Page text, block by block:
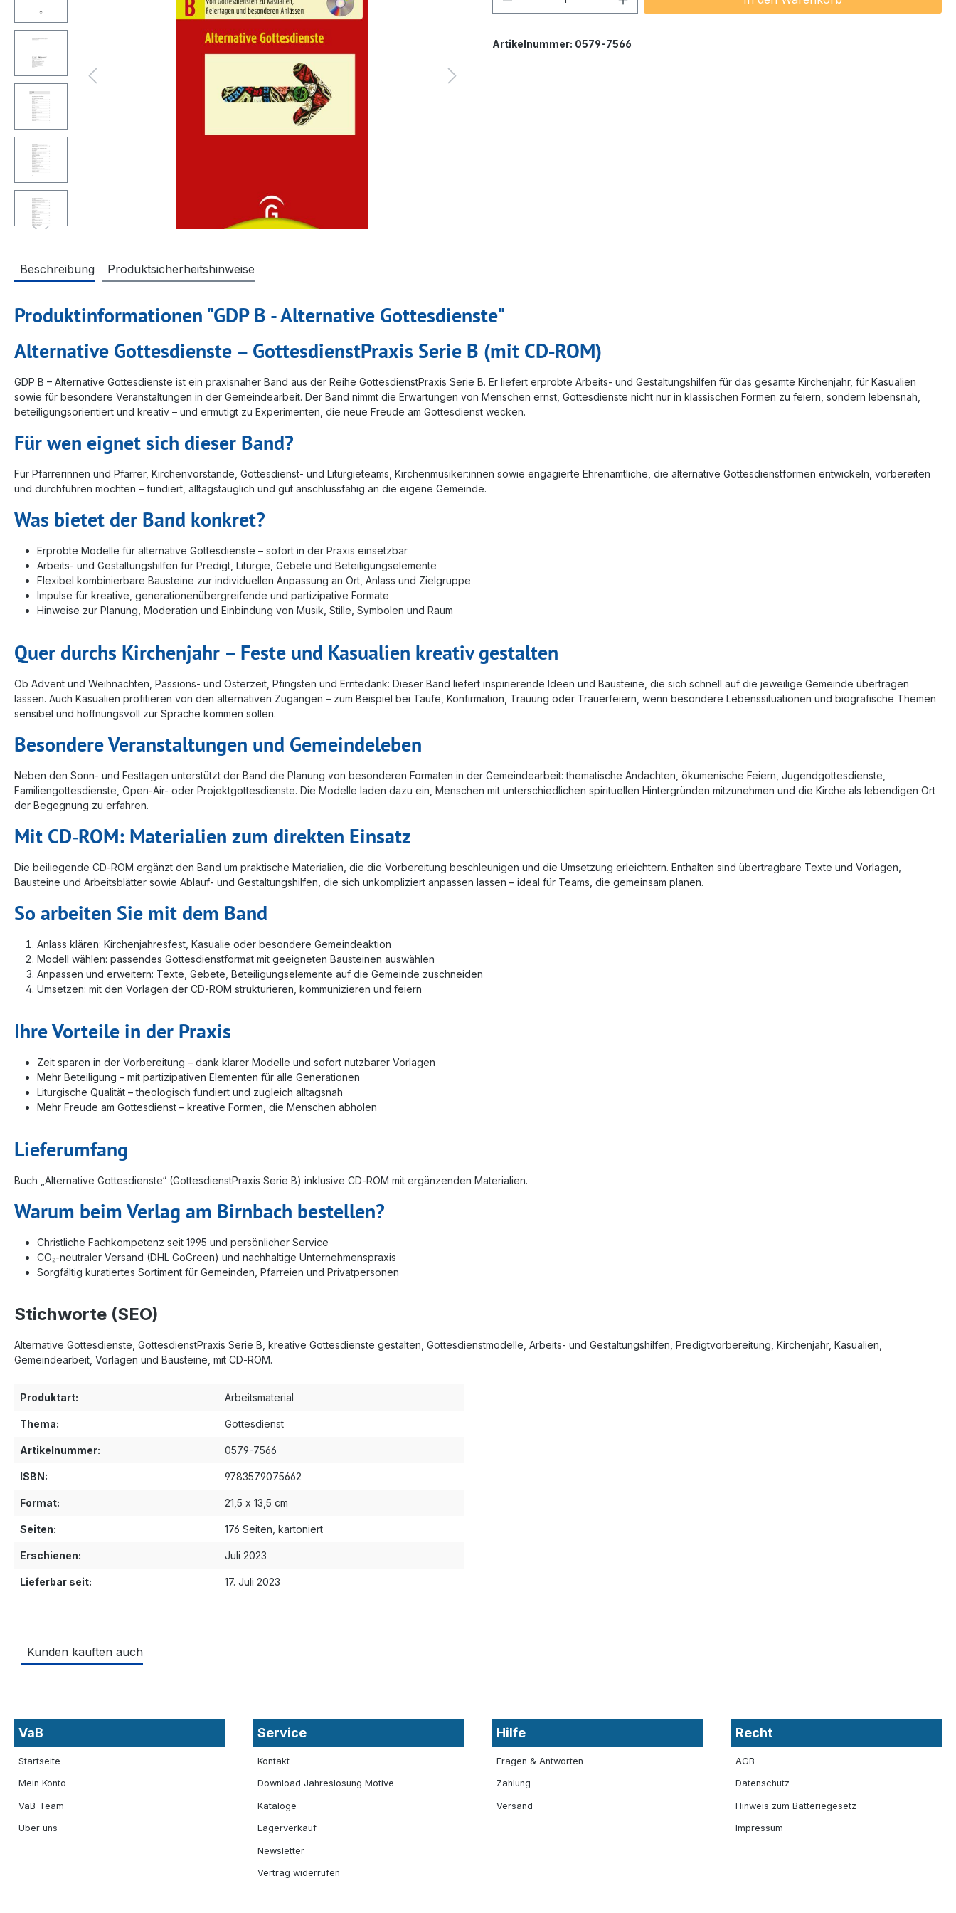
Artikelnummer: 0579-7566
Beschreibung Produktsicherheitshinweise
Produktinformationen "GDP B - Alternative Gottesdienste"
Alternative Gottesdienste – GottesdienstPraxis Serie B (mit CD‑ROM)
GDP B – Alternative Gottesdienste ist ein praxisnaher Band aus der Reihe GottesdienstPraxis Serie B. Er liefert erprobte Arbeits- und Gestaltungshilfen für das gesamte Kirchenjahr, für Kasualien
sowie für besondere Veranstaltungen in der Gemeindearbeit. Der Band nimmt die Erwartungen von Menschen ernst, Gottesdienste nicht nur in klassischen Formen zu feiern, sondern lebensnah,
beteiligungsorientiert und kreativ – und ermutigt zu Experimenten, die neue Freude am Gottesdienst wecken.
Für wen eignet sich dieser Band?
Für Pfarrerinnen und Pfarrer, Kirchenvorstände, Gottesdienst- und Liturgieteams, Kirchenmusiker:innen sowie engagierte Ehrenamtliche, die alternative Gottesdienstformen entwickeln, vorbereiten
und durchführen möchten – fundiert, alltagstauglich und gut anschlussfähig an die eigene Gemeinde.
Was bietet der Band konkret?
Erprobte Modelle für alternative Gottesdienste – sofort in der Praxis einsetzbar
Arbeits- und Gestaltungshilfen für Predigt, Liturgie, Gebete und Beteiligungselemente
Flexibel kombinierbare Bausteine zur individuellen Anpassung an Ort, Anlass und Zielgruppe
Impulse für kreative, generationenübergreifende und partizipative Formate
Hinweise zur Planung, Moderation und Einbindung von Musik, Stille, Symbolen und Raum
Quer durchs Kirchenjahr – Feste und Kasualien kreativ gestalten
Ob Advent und Weihnachten, Passions- und Osterzeit, Pfingsten und Erntedank: Dieser Band liefert inspirierende Ideen und Bausteine, die sich schnell auf die jeweilige Gemeinde übertragen
lassen. Auch Kasualien profitieren von den alternativen Zugängen – zum Beispiel bei Taufe, Konfirmation, Trauung oder Trauerfeiern, wenn besondere Lebenssituationen und biografische Themen
sensibel und hoffnungsvoll zur Sprache kommen sollen.
Besondere Veranstaltungen und Gemeindeleben
Neben den Sonn- und Festtagen unterstützt der Band die Planung von besonderen Formaten in der Gemeindearbeit: thematische Andachten, ökumenische Feiern, Jugendgottesdienste,
Familiengottesdienste, Open-Air- oder Projektgottesdienste. Die Modelle laden dazu ein, Menschen mit unterschiedlichen spirituellen Hintergründen mitzunehmen und die Kirche als lebendigen Ort
der Begegnung zu erfahren.
Mit CD‑ROM: Materialien zum direkten Einsatz
Die beiliegende CD‑ROM ergänzt den Band um praktische Materialien, die die Vorbereitung beschleunigen und die Umsetzung erleichtern. Enthalten sind übertragbare Texte und Vorlagen,
Bausteine und Arbeitsblätter sowie Ablauf- und Gestaltungshilfen, die sich unkompliziert anpassen lassen – ideal für Teams, die gemeinsam planen.
So arbeiten Sie mit dem Band
Anlass klären: Kirchenjahresfest, Kasualie oder besondere Gemeindeaktion
Modell wählen: passendes Gottesdienstformat mit geeigneten Bausteinen auswählen
Anpassen und erweitern: Texte, Gebete, Beteiligungselemente auf die Gemeinde zuschneiden
Umsetzen: mit den Vorlagen der CD‑ROM strukturieren, kommunizieren und feiern
Ihre Vorteile in der Praxis
Zeit sparen in der Vorbereitung – dank klarer Modelle und sofort nutzbarer Vorlagen
Mehr Beteiligung – mit partizipativen Elementen für alle Generationen
Liturgische Qualität – theologisch fundiert und zugleich alltagsnah
Mehr Freude am Gottesdienst – kreative Formen, die Menschen abholen
Lieferumfang
Buch „Alternative Gottesdienste“ (GottesdienstPraxis Serie B) inklusive CD‑ROM mit ergänzenden Materialien.
Warum beim Verlag am Birnbach bestellen?
Christliche Fachkompetenz seit 1995 und persönlicher Service
CO₂‑neutraler Versand (DHL GoGreen) und nachhaltige Unternehmenspraxis
Sorgfältig kuratiertes Sortiment für Gemeinden, Pfarreien und Privatpersonen
Stichworte (SEO)
Alternative Gottesdienste, GottesdienstPraxis Serie B, kreative Gottesdienste gestalten, Gottesdienstmodelle, Arbeits- und Gestaltungshilfen, Predigtvorbereitung, Kirchenjahr, Kasualien,
Gemeindearbeit, Vorlagen und Bausteine, mit CD‑ROM.
Produktart: Arbeitsmaterial
Thema: Gottesdienst
Artikelnummer: 0579-7566
ISBN: 9783579075662
Format: 21,5 x 13,5 cm
Seiten: 176 Seiten, kartoniert
Erschienen: Juli 2023
Lieferbar seit: 17. Juli 2023
Kunden kauften auch
VaB
Startseite
Mein Konto
VaB-Team
Über uns
Service
Kontakt
Download Jahreslosung Motive
Kataloge
Lagerverkauf
Newsletter
Vertrag widerrufen
Hilfe
Fragen & Antworten
Zahlung
Versand
Recht
AGB
Datenschutz
Hinweis zum Batteriegesetz
Impressum